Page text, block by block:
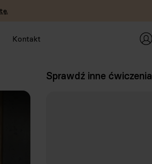
Kontakt
Sprawdź inne ćwiczenia